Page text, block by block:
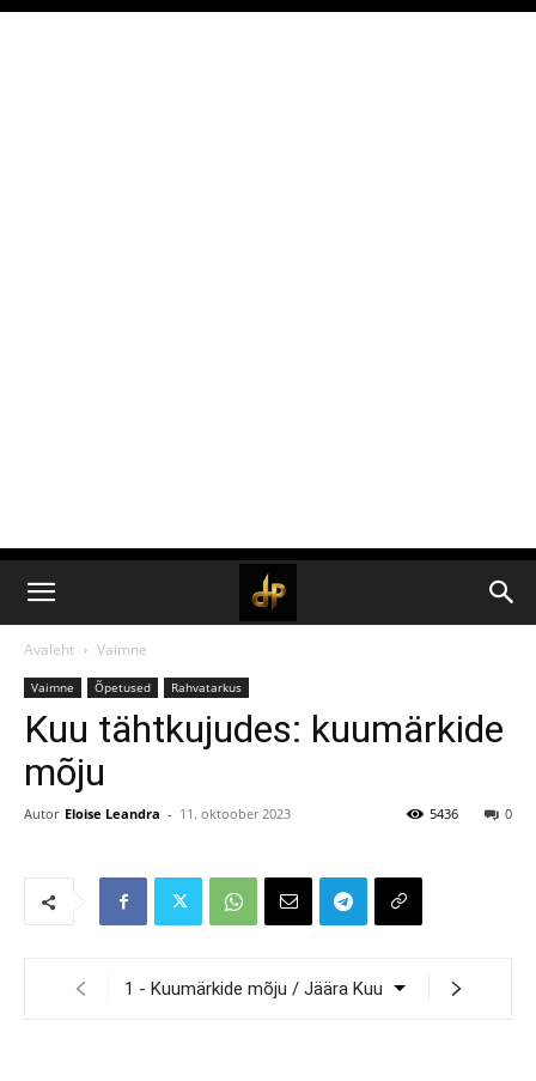
Avaleht Vaimne
Vaimne Õpetused Rahvatarkus
Kuu tähtkujudes: kuumärkide
mõju
Autor Eloise Leandra - 11. oktoober 2023 0
5436